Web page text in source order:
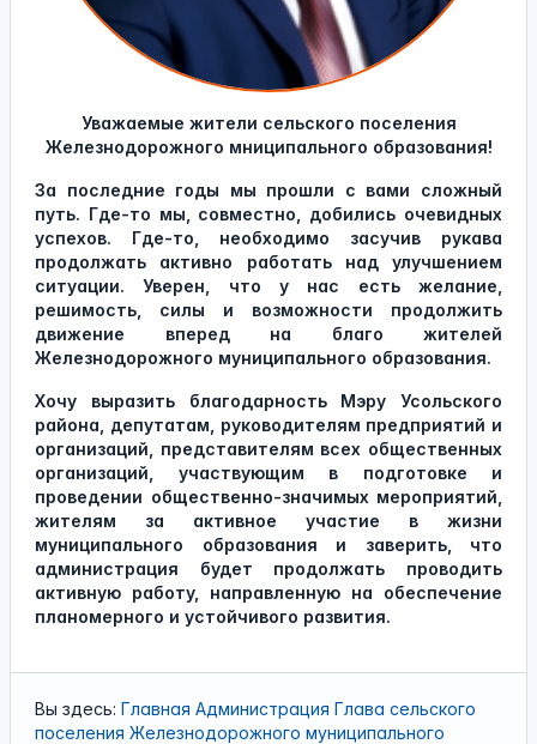
Уважаемые жители сельского поселения
Железнодорожного мниципального образования!
За последние годы мы прошли с вами сложный
путь. Где-то мы, совместно, добились очевидных
успехов. Где-то, необходимо засучив рукава
продолжать активно работать над улучшением
ситуации. Уверен, что у нас есть желание,
решимость, силы и возможности продолжить
движение вперед на благо жителей
Железнодорожного муниципального образования.
Хочу выразить благодарность Мэру Усольского
района, депутатам, руководителям предприятий и
организаций, представителям всех общественных
организаций, участвующим в подготовке и
проведении общественно-значимых мероприятий,
жителям за активное участие в жизни
муниципального образования и заверить, что
администрация будет продолжать проводить
активную работу, направленную на обеспечение
планомерного и устойчивого развития.
Вы здесь: Главная Администрация Глава сельского
поселения Железнодорожного муниципального